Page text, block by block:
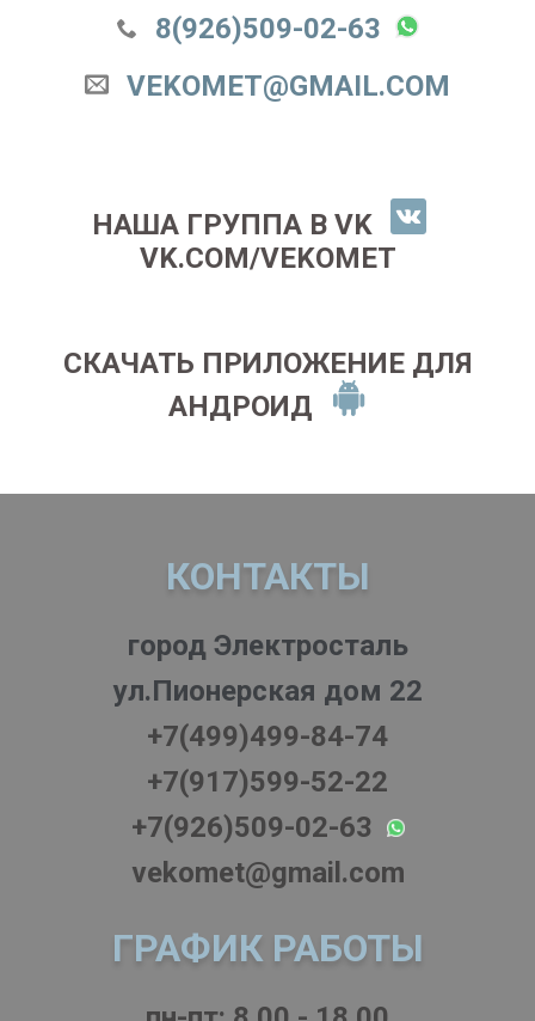
8(926)509-02-63
VEKOMET@GMAIL.COM
НАША ГРУППА В VK
VK.COM/VEKOMET
СКАЧАТЬ ПРИЛОЖЕНИЕ ДЛЯ
АНДРОИД
КОНТАКТЫ
город Электросталь
ул.Пионерская дом 22
+7(499)499-84-74
+7(917)599-52-22
+7(926)509-02-63
vekomet@gmail.com
ГРАФИК РАБОТЫ